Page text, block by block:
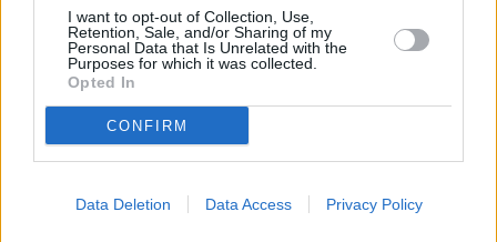
I want to opt-out of Collection, Use,
Retention, Sale, and/or Sharing of my
Personal Data that Is Unrelated with the
Purposes for which it was collected.
Opted In
CONFIRM
Data Deletion Data Access Privacy Policy
υπόθεση με απόφαση του Εισαγγελέα Ευ.
Μπακέλα
Νίκος Χαρδαλιάς: Με ισχυρά χρηματοδοτικά
εργαλεία στηρίζουμε τις επιχειρήσεις της
Αττικής
Αίγυπτο και Σουέζ για να αποφύγουν τους